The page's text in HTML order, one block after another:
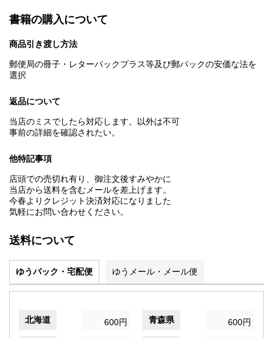
書籍の購入について
商品引き渡し方法
郵便局の冊子・レターパックプラス等及び郵パックの安価な法を
選択
返品について
当店のミスでしたら対応します。以外は不可
事前の詳細を確認されたい。
他特記事項
店頭での売切れ有り、御注文後すみやかに
当店から送料を含むメールを差上げます。
今春よりクレジット決済対応になりました
気軽にお問い合わせください。
送料について
ゆうパック・宅配便 ゆうメール・メール便
北海道 600円 青森県 600円